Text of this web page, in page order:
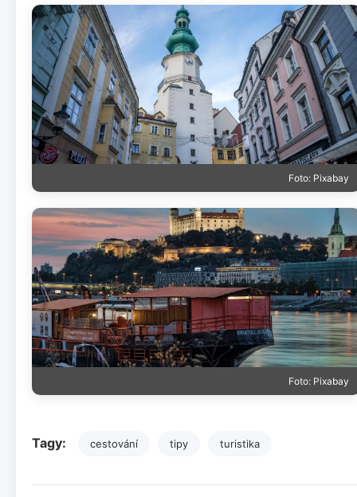
Foto: Pixabay
Foto: Pixabay
Tagy: cestování tipy turistika